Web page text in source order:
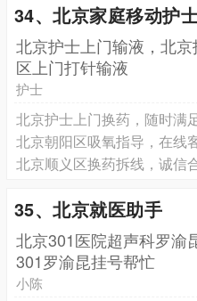
34、北京家庭移动护
北京护士上门输液，北
区上门打针输液
护士
北京护士上门换药，随时满
北京朝阳区吸氧指导，在线
北京顺义区换药拆线，诚信
35、北京就医助手
北京301医院超声科罗渝
301罗渝昆挂号帮忙
小陈